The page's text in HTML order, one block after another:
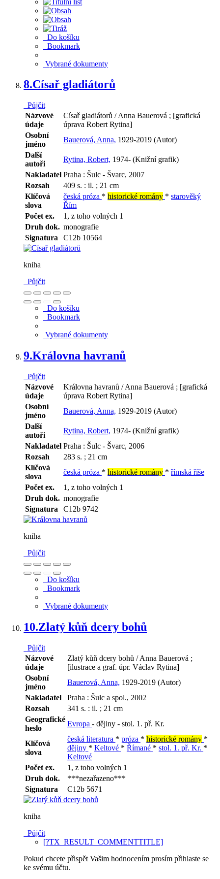
Do košíku
Bookmark
Vybrané dokumenty
8.Císař gladiátorů
Půjčit
Názvové
údaje
Císař gladiátorů / Anna Bauerová ; [grafická
úprava Robert Rytina]
Osobní
jméno
Bauerová, Anna, 1929-2019 (Autor)
Další
autoři
Rytina, Robert, 1974- (Knižní grafik)
Nakladatel Praha : Šulc - Švarc, 2007
Rozsah
409 s. : il. ; 21 cm
Klíčová
slova
česká próza * historické romány * starověký
Řím
Počet ex.
1, z toho volných 1
Druh dok. monografie
Signatura
C12b 10564
kniha
Půjčit
Do košíku
Bookmark
Vybrané dokumenty
9.Královna havranů
Půjčit
Názvové
údaje
Královna havranů / Anna Bauerová ; [grafická
úprava Robert Rytina]
Osobní
jméno
Bauerová, Anna, 1929-2019 (Autor)
Další
autoři
Rytina, Robert, 1974- (Knižní grafik)
Nakladatel Praha : Šulc - Švarc, 2006
Rozsah
283 s. ; 21 cm
Klíčová
slova
česká próza * historické romány * římská říše
Počet ex.
1, z toho volných 1
Druh dok. monografie
Signatura
C12b 9742
kniha
Půjčit
Do košíku
Bookmark
Vybrané dokumenty
10.Zlatý kůň dcery bohů
Půjčit
Názvové
údaje
Zlatý kůň dcery bohů / Anna Bauerová ;
[ilustrace a graf. úpr. Václav Rytina]
Osobní
jméno
Bauerová, Anna, 1929-2019 (Autor)
Nakladatel
Praha : Šulc a spol., 2002
Rozsah
341 s. : il. ; 21 cm
Geografické
heslo
Evropa - dějiny - stol. 1. př. Kr.
Klíčová
slova
česká literatura * próza * historické romány *
dějiny * Keltové * Římané * stol. 1. př. Kr. *
Keltové
Počet ex.
1, z toho volných 1
Druh dok.
***nezařazeno***
Signatura
C12b 5671
kniha
Půjčit
[?TX_RESULT_COMMENTTITLE]
Pokud chcete přispět Vašim hodnocením prosím přihlaste se
ke svému účtu.